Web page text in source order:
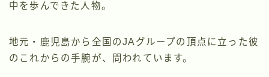
中を歩んできた人物。
地元・鹿児島から全国のJAグループの頂点に立った彼
のこれからの手腕が、問われています。